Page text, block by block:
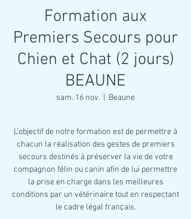
Formation aux
Premiers Secours pour
Chien et Chat (2 jours)
BEAUNE
sam. 16 nov. Beaune
L'objectif de notre formation est de permettre à
chacun la réalisation des gestes de premiers
secours destinés à préserver la vie de votre
compagnon félin ou canin afin de lui permettre
la prise en charge dans les meilleures
conditions par un vétérinaire tout en respectant